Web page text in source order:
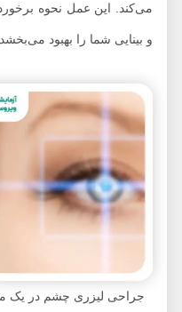
می‌کند. این عمل نحوه برخورد
و بینایی شما را بهبود می‌بخشد.
جراحی لیزری چشم در یک